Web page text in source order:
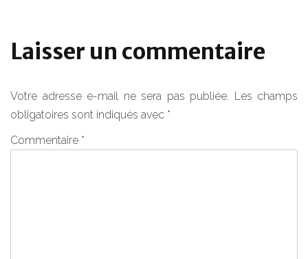
Laisser un commentaire
Votre adresse e-mail ne sera pas publiée.
Les champs
obligatoires sont indiqués avec *
Commentaire *